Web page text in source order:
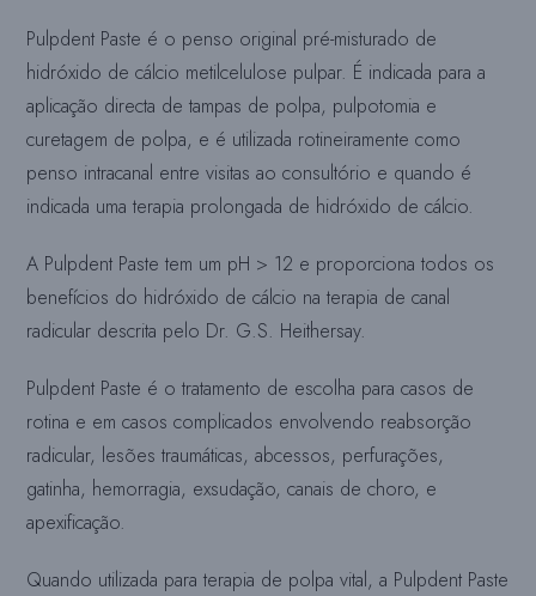
Pulpdent Paste é o penso original pré-misturado de
hidróxido de cálcio metilcelulose pulpar. É indicada para a
aplicação directa de tampas de polpa, pulpotomia e
curetagem de polpa, e é utilizada rotineiramente como
penso intracanal entre visitas ao consultório e quando é
indicada uma terapia prolongada de hidróxido de cálcio.
A Pulpdent Paste tem um pH > 12 e proporciona todos os
benefícios do hidróxido de cálcio na terapia de canal
radicular descrita pelo Dr. G.S. Heithersay.
Pulpdent Paste é o tratamento de escolha para casos de
rotina e em casos complicados envolvendo reabsorção
radicular, lesões traumáticas, abcessos, perfurações,
gatinha, hemorragia, exsudação, canais de choro, e
apexificação.
Quando utilizada para terapia de polpa vital, a Pulpdent Paste